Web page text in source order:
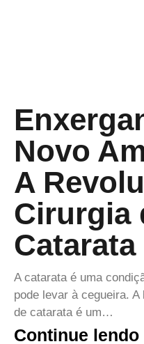
Novo
A
Cirurgia
Catarata
A catarata é uma
pode levar à cegueira.
de catarata é um…
Continue lendo